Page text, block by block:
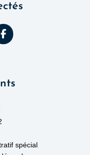
F
a
c
o
spécial